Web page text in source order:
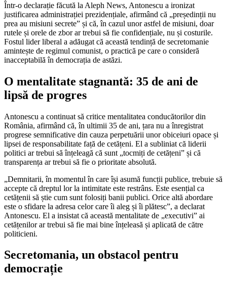
Într-o declarație făcută la Aleph News, Antonescu a ironizat
justificarea administrației prezidențiale, afirmând că „președinții nu
prea au misiuni secrete” și că, în cazul unor astfel de misiuni, doar
rutele și orele de zbor ar trebui să fie confidențiale, nu și costurile.
Fostul lider liberal a adăugat că această tendință de secretomanie
amintește de regimul comunist, o practică pe care o consideră
inacceptabilă în democrația de astăzi.
O mentalitate stagnantă: 35 de ani de
lipsă de progres
Antonescu a continuat să critice mentalitatea conducătorilor din
România, afirmând că, în ultimii 35 de ani, țara nu a înregistrat
progrese semnificative din cauza perpetuării unor obiceiuri opace și
lipsei de responsabilitate față de cetățeni. El a subliniat că liderii
politici ar trebui să înțeleagă că sunt „tocmiți de cetățeni” și că
transparența ar trebui să fie o prioritate absolută.
„Demnitarii, în momentul în care își asumă funcții publice, trebuie să
accepte că dreptul lor la intimitate este restrâns. Este esențial ca
cetățenii să știe cum sunt folosiți banii publici. Orice altă abordare
este o sfidare la adresa celor care îi aleg și îi plătesc”, a declarat
Antonescu. El a insistat că această mentalitate de „executivi” ai
cetățenilor ar trebui să fie mai bine înțeleasă și aplicată de către
politicieni.
Secretomania, un obstacol pentru
democrație